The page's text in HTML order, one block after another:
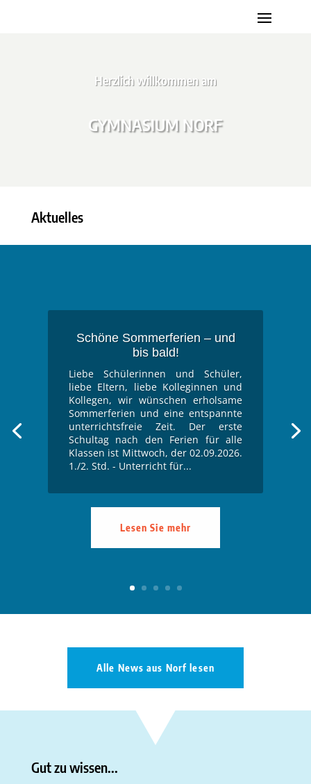
Herzlich willkommen am
GYMNASIUM NORF
Aktuelles
Schöne Sommerferien – und
bis bald!
Liebe Schülerinnen und Schüler,
liebe Eltern, liebe Kolleginnen und
Kollegen, wir wünschen erholsame
Sommerferien und eine entspannte
unterrichtsfreie Zeit. Der erste
Schultag nach den Ferien für alle
Klassen ist Mittwoch, der 02.09.2026.
1./2. Std. - Unterricht für...
Lesen Sie mehr
Alle News aus Norf lesen
Gut zu wissen...